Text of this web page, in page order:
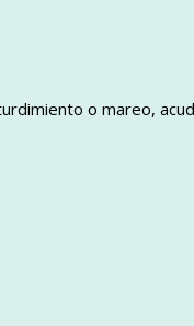
o mareo,